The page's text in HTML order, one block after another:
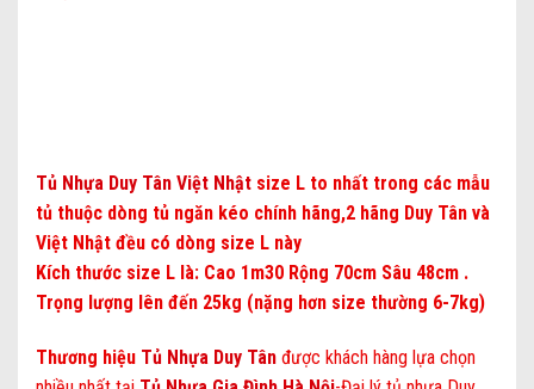
Tủ Nhựa Duy Tân Việt Nhật size L to nhất trong các mẫu
tủ thuộc dòng tủ ngăn kéo chính hãng,2 hãng Duy Tân và
Việt Nhật đều có dòng size L này
Kích thước size L là: Cao 1m30 Rộng 70cm Sâu 48cm .
Trọng lượng lên đến 25kg (nặng hơn size thường 6-7kg)
Thương hiệu Tủ Nhựa Duy Tân được khách hàng lựa chọn